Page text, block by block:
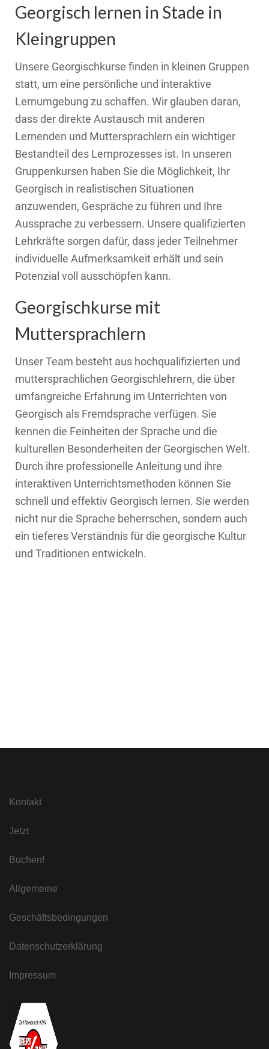
Georgisch lernen in Stade in
Kleingruppen
Unsere Georgischkurse finden in kleinen Gruppen
statt, um eine persönliche und interaktive
Lernumgebung zu schaffen. Wir glauben daran,
dass der direkte Austausch mit anderen
Lernenden und Muttersprachlern ein wichtiger
Bestandteil des Lernprozesses ist. In unseren
Gruppenkursen haben Sie die Möglichkeit, Ihr
Georgisch in realistischen Situationen
anzuwenden, Gespräche zu führen und Ihre
Aussprache zu verbessern. Unsere qualifizierten
Lehrkräfte sorgen dafür, dass jeder Teilnehmer
individuelle Aufmerksamkeit erhält und sein
Potenzial voll ausschöpfen kann.
Georgischkurse mit
Muttersprachlern
Unser Team besteht aus hochqualifizierten und
muttersprachlichen Georgischlehrern, die über
umfangreiche Erfahrung im Unterrichten von
Georgisch als Fremdsprache verfügen. Sie
kennen die Feinheiten der Sprache und die
kulturellen Besonderheiten der Georgischen Welt.
Durch ihre professionelle Anleitung und ihre
interaktiven Unterrichtsmethoden können Sie
schnell und effektiv Georgisch lernen. Sie werden
nicht nur die Sprache beherrschen, sondern auch
ein tieferes Verständnis für die georgische Kultur
und Traditionen entwickeln.
Kontakt
Jetzt
Buchen!
Allgemeine
Geschäftsbedingungen
Datenschutzerklärung
Impressum